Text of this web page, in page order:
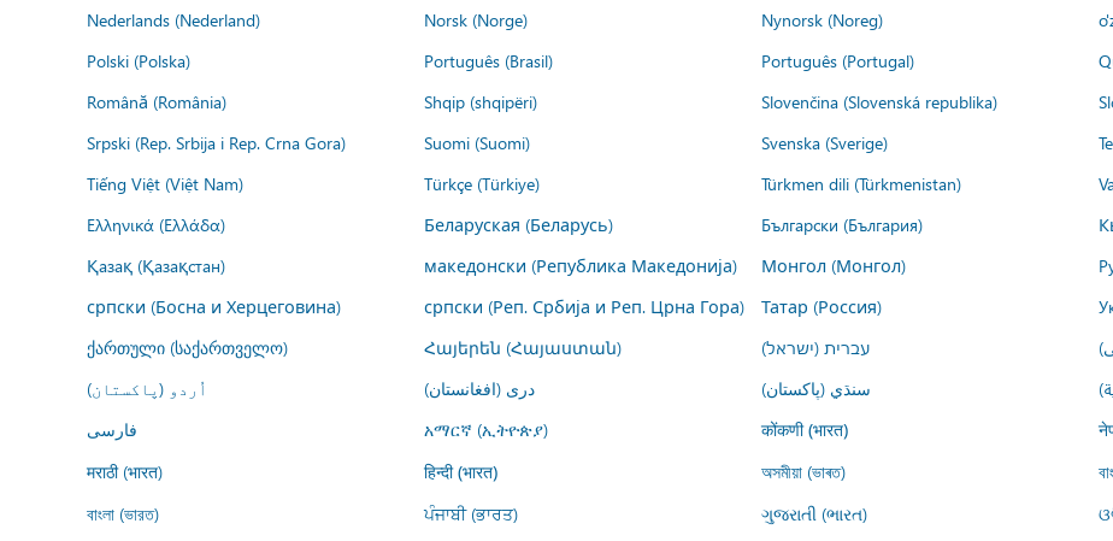
Nederlands (Nederland)
Norsk (Norge) Nynorsk (Noreg)
Polski (Polska)
Português (Brasil) Português (Portugal)
Română (România)
Shqip (shqipëri) Slovenčina (Slovenská republika)
Srpski (Rep. Srbija i Rep. Crna Gora)
Suomi (Suomi) Svenska (Sverige)
Tiếng Việt (Việt Nam)
Türkçe (Türkiye) Türkmen dili (Türkmenistan)
Ελληνικά (Ελλάδα)
Беларуская (Беларусь) Български (България)
Қазақ (Қазақстан)
македонски (Република Македонија) Монгол (Монгол)
српски (Босна и Херцеговина)
српски (Реп. Србија и Реп. Црна Гора) Татар (Россия)
ქართული (საქართველო)
Հայերեն (Հայաստան) עברית (ישראל)
اُردو (پاکستان)
درى (افغانستان) سنڌي (پاکستان)
فارسى
አማርኛ (ኢትዮጵያ) कोंकणी (भारत)
मराठी (भारत)
हिन्दी (भारत) অসমীয়া (ভাৰত)
বাংলা (ভারত)
ਪੰਜਾਬੀ (ਭਾਰਤ) ગુજરાતી (ભારત)